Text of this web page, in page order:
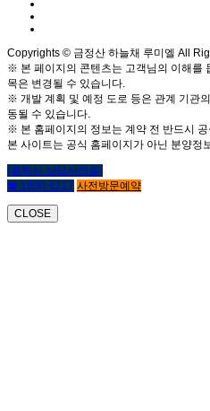
Copyrights © 금정산 하늘채 루미엘 All
※ 본 페이지의 콘텐츠는 고객님의 이해를
목은 변경될 수 있습니다.
※ 개발 계획 및 예정 도로 등은 관계 기관
동될 수 있습니다.
※ 본 홈페이지의 정보는 계약 전 반드시
본 사이트는 공식 홈페이지가 아닌 분양정
(클릭시 상담사연결)
☎ 1800-6127 사전방문예약
CLOSE